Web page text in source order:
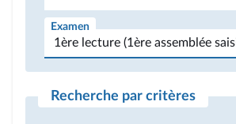
Examen
Recherche par critères